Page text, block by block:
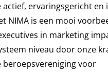
ervaringsgericht en
NIMA is een mooi
in marketing
niveau door onze
voor